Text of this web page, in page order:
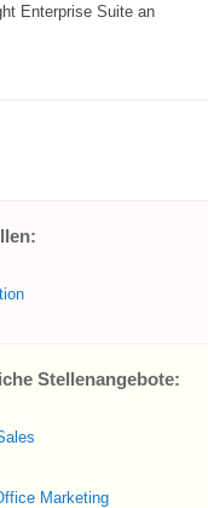
Enterprise Suite an
Stellenangebote:
Marketing